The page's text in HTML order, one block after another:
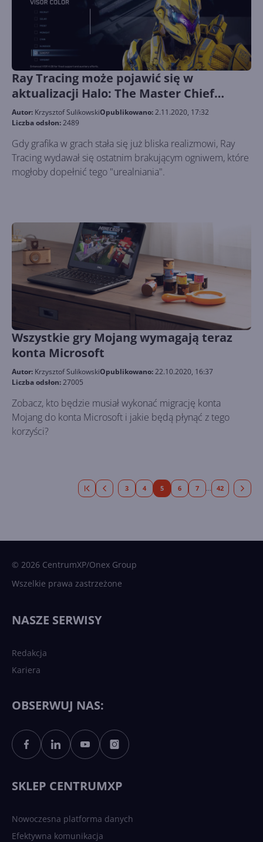
Ray Tracing może pojawić się w
aktualizacji Halo: The Master Chief
Collection
Autor: Krzysztof SulikowskiOpublikowano:2.11.2020, 17:32
Liczba odsłon:2489
Gdy grafika w grach stała się już bliska realizmowi, Ray
Tracing wydawał się ostatnim brakującym ogniwem, które
mogłoby dopełnić tego "urealniania".
Wszystkie gry Mojang wymagają teraz
konta Microsoft
Autor: Krzysztof SulikowskiOpublikowano:22.10.2020, 16:37
Liczba odsłon:27005
Zobacz, kto będzie musiał wykonać migrację konta
Mojang do konta Microsoft i jakie będą płynąć z tego
korzyści?
3 4 5 6 7 ... 42
© 2026 CentrumXP/Onex Group
Wszelkie prawa zastrzeżone
NASZE SERWISY
Redakcja
Kariera
OBSERWUJ NAS:
SKLEP CENTRUMXP
Nowoczesna platforma danych
Efektywna komunikacja